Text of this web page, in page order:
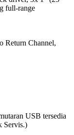
full-range
Return Channel,
USB tersedia
Servis.)